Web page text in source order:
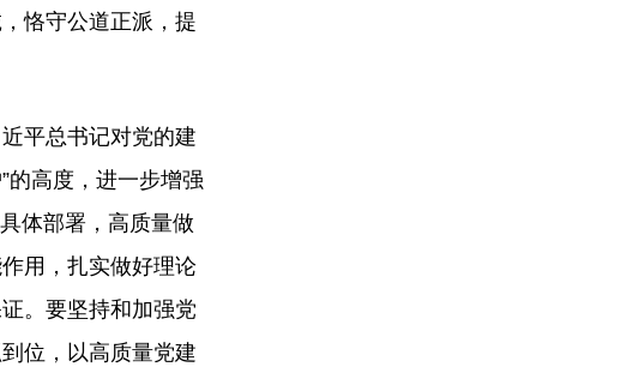
恪守公道正派，提
平总书记对党的建
的高度，进一步增强
体部署，高质量做
用，扎实做好理论
。要坚持和加强党
位，以高质量党建